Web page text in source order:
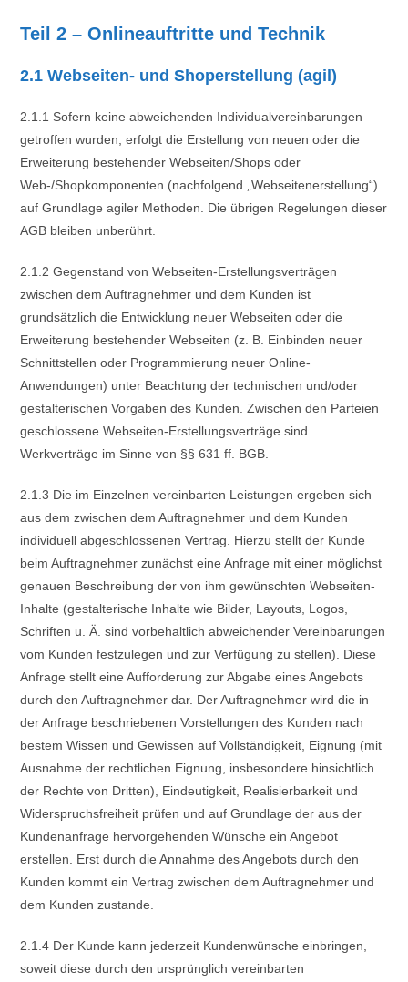
Teil 2 – Onlineauftritte und Technik
2.1 Webseiten- und Shoperstellung (agil)
2.1.1 Sofern keine abweichenden Individualvereinbarungen
getroffen wurden, erfolgt die Erstellung von neuen oder die
Erweiterung bestehender Webseiten/Shops oder
Web-/Shopkomponenten (nachfolgend „Webseitenerstellung“)
auf Grundlage agiler Methoden. Die übrigen Regelungen dieser
AGB bleiben unberührt.
2.1.2 Gegenstand von Webseiten-Erstellungsverträgen
zwischen dem Auftragnehmer und dem Kunden ist
grundsätzlich die Entwicklung neuer Webseiten oder die
Erweiterung bestehender Webseiten (z. B. Einbinden neuer
Schnittstellen oder Programmierung neuer Online-
Anwendungen) unter Beachtung der technischen und/oder
gestalterischen Vorgaben des Kunden. Zwischen den Parteien
geschlossene Webseiten-Erstellungsverträge sind
Werkverträge im Sinne von §§ 631 ff. BGB.
2.1.3 Die im Einzelnen vereinbarten Leistungen ergeben sich
aus dem zwischen dem Auftragnehmer und dem Kunden
individuell abgeschlossenen Vertrag. Hierzu stellt der Kunde
beim Auftragnehmer zunächst eine Anfrage mit einer möglichst
genauen Beschreibung der von ihm gewünschten Webseiten-
Inhalte (gestalterische Inhalte wie Bilder, Layouts, Logos,
Schriften u. Ä. sind vorbehaltlich abweichender Vereinbarungen
vom Kunden festzulegen und zur Verfügung zu stellen). Diese
Anfrage stellt eine Aufforderung zur Abgabe eines Angebots
durch den Auftragnehmer dar. Der Auftragnehmer wird die in
der Anfrage beschriebenen Vorstellungen des Kunden nach
bestem Wissen und Gewissen auf Vollständigkeit, Eignung (mit
Ausnahme der rechtlichen Eignung, insbesondere hinsichtlich
der Rechte von Dritten), Eindeutigkeit, Realisierbarkeit und
Widerspruchsfreiheit prüfen und auf Grundlage der aus der
Kundenanfrage hervorgehenden Wünsche ein Angebot
erstellen. Erst durch die Annahme des Angebots durch den
Kunden kommt ein Vertrag zwischen dem Auftragnehmer und
dem Kunden zustande.
2.1.4 Der Kunde kann jederzeit Kundenwünsche einbringen,
soweit diese durch den ursprünglich vereinbarten